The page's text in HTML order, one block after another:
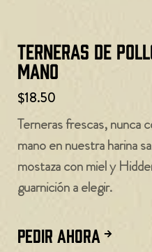
Terneras de
mano
$18.50
Terneras frescas, nunca
mano en nuestra harina
mostaza con miel y
guarnición a elegir.
PEDIR AHORA